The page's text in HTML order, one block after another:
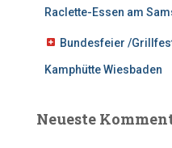
Raclette-Essen am
Bundesfeier /
Kamphütte Wiesbaden
Neueste